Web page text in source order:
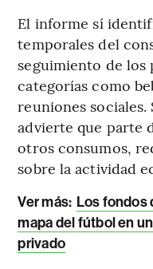
El informe sí
temporales del
seguimiento de los
categorías como
reuniones sociales.
advierte que parte
otros consumos,
sobre la actividad
Ver más: Los fondos
mapa del fútbol en
privado